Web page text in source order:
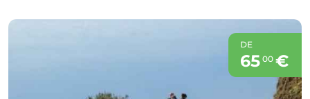
DE
65 00€